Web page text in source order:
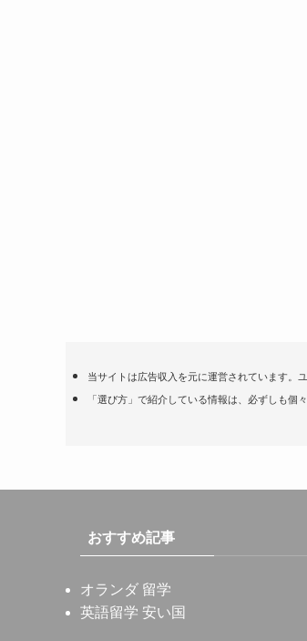
当サイトは広告収入を元に運営されています。
「選び方」で紹介している情報は、必ずしも個
おすすめ記事
オランダ 留学
英語留学 安い国